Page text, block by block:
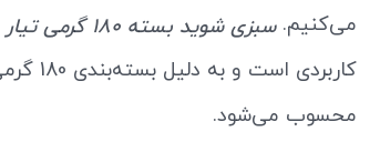
می‌کنیم.سبزی شوید بسته 180 گرمی تیار
کاربردی است و به دلیل بسته‌بندی 180 گرمی،
محسوب می‌شود.